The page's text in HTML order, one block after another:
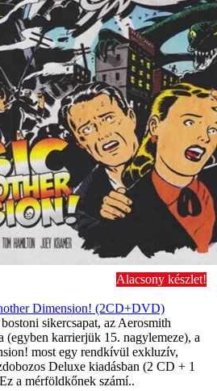
Alacsony készlet!
Dimension! (2CD+DVD)
sikercsapat, az Aerosmith
(egyben karrierjük 15. nagylemeze), a
most egy rendkívül exkluzív,
Deluxe kiadásban (2 CD + 1
a mérföldkőnek számí..